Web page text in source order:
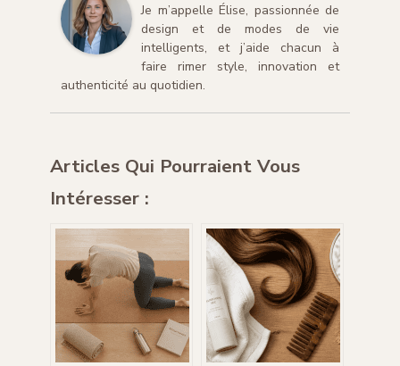
Je m’appelle Élise, passionnée de
design et de modes de vie
intelligents, et j’aide chacun à
faire rimer style, innovation et
authenticité au quotidien.
Articles Qui Pourraient Vous
Intéresser :